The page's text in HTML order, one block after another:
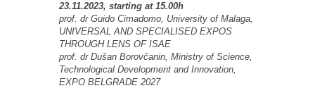
23.11.2023, starting at 15.00h
prof. dr Guido Cimadomo, University of Malaga,
UNIVERSAL AND SPECIALISED EXPOS
THROUGH LENS OF ISAE
prof. dr Dušan Borovčanin, Ministry of Science,
Technological Development and Innovation,
EXPO BELGRADE 2027